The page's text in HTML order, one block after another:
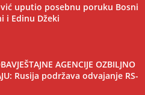
uputio posebnu poruku Bosni
i Edinu Džeki
AGENCIJE OZBILJNO
Rusija podržava odvajanje RS-